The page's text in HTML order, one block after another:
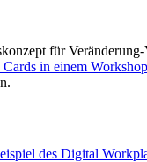
für
Cards in einem Workshop
des Digital